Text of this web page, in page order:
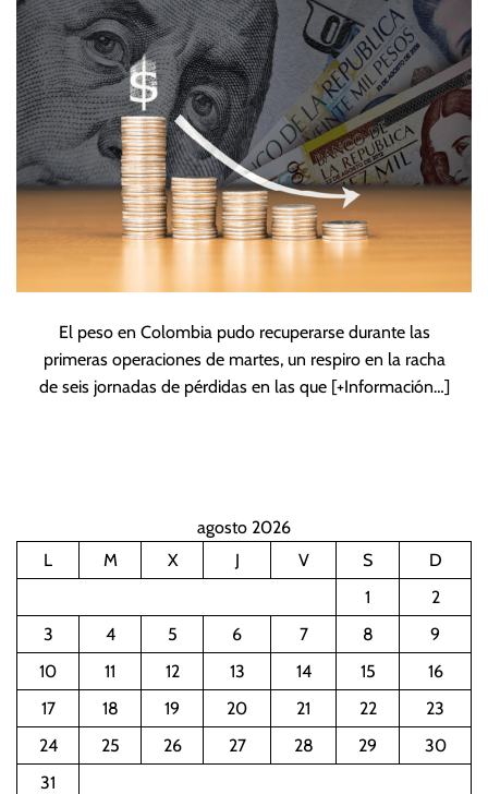
retroceso
El peso en Colombia pudo recuperarse durante las
primeras operaciones de martes, un respiro en la racha
de seis jornadas de pérdidas en las que [+Información…]
agosto 2026
L
M X J V S
D
1
2
3
4 5 6 7 8
9
10
11 12 13 14 15
16
17
18 19 20 21 22
23
24
25 26 27 28 29
30
31